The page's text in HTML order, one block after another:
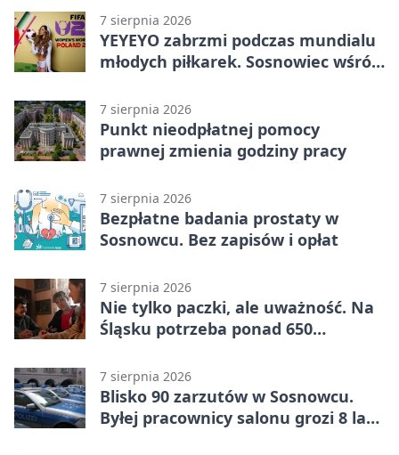
7 sierpnia 2026
YEYEYO zabrzmi podczas mundialu
młodych piłkarek. Sosnowiec wśród
7 sierpnia 2026
Punkt nieodpłatnej pomocy
prawnej zmienia godziny pracy
7 sierpnia 2026
Bezpłatne badania prostaty w
Sosnowcu. Bez zapisów i opłat
7 sierpnia 2026
Nie tylko paczki, ale uważność. Na
Śląsku potrzeba ponad 650
7 sierpnia 2026
Blisko 90 zarzutów w Sosnowcu.
Byłej pracownicy salonu grozi 8 lat